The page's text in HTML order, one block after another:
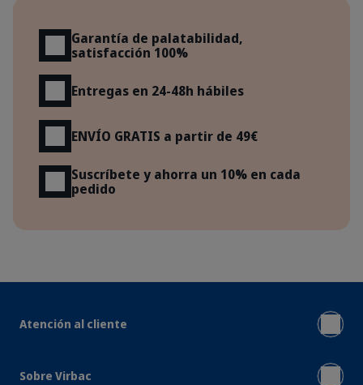
Garantía de palatabilidad,
satisfacción 100%
Entregas en 24-48h hábiles
ENVÍO GRATIS a partir de 49€
Suscríbete y ahorra un 10% en cada
pedido
Atención al cliente
Sobre Virbac